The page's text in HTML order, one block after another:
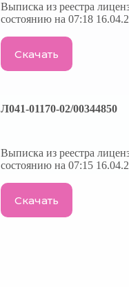
Выписка из реестра
состоянию на 07:18
Скачать
Л041-01170-02/00344850
Выписка из реестра
состоянию на 07:15
Скачать